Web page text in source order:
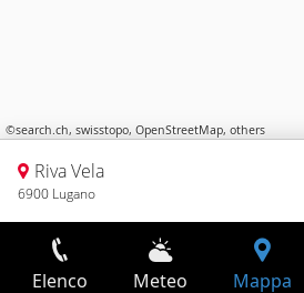
©search.ch, swisstopo, OpenStreetMap, others
Riva Vela
6900 Lugano
Elenco Meteo Mappa